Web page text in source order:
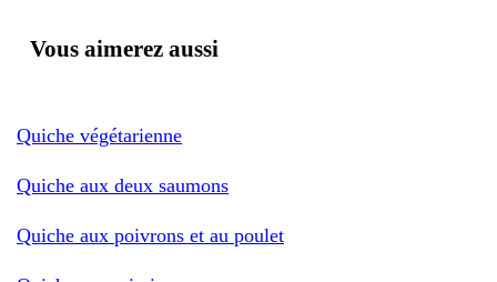
Vous aimerez aussi
Quiche végétarienne
Quiche aux deux saumons
Quiche aux poivrons et au poulet